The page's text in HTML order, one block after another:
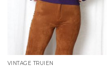
VINTAGE TRUIEN